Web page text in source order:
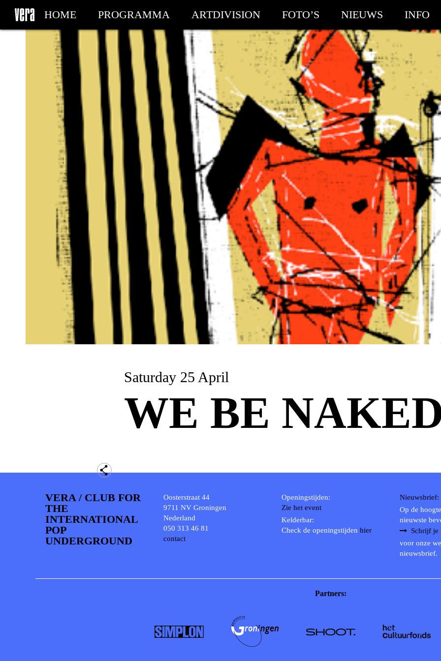
HOME PROGRAMMA ARTDIVISION FOTO’S NIEUWS INFO
MIJN TICKETS
Saturday 25 April
WE BE
VERA / CLUB FOR
THE
INTERNATIONAL
POP
UNDERGROUND
Oosterstraat 44
9711 NV Groningen
Nederland
050 313 46 81
contact
Openingstijden:
Zie het event
Kelderbar:
Check de openingstijden hier
Nieuwsbrief:
Op de
nieuwste
Schrijf je
voor onze
nieuwsbrief.
Partners: